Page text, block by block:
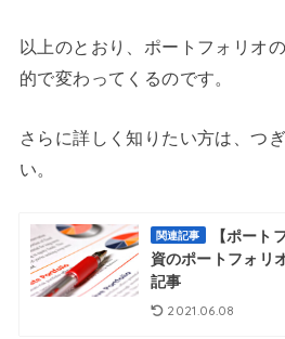
以上のとおり、ポートフォリオ
的で変わってくるのです。
さらに詳しく知りたい方は、つ
い。
関連記事
【ポート
資のポートフォリ
記事
2021.06.08